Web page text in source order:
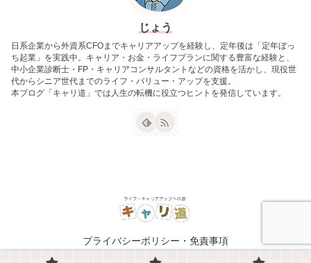
じょう
日系企業から外資系CFOまでキャリアアップを経験し、定年後は「定年ぼっ
ち起業」を実践中。キャリア・お金・ライフプランに関する豊富な経験と、
中小企業診断士・FP・キャリアコンサルタントなどの資格を活かし、現役世
代からシニア世代までのライフ・バリュー・アップを支援。
本ブログ「キャリ道」では人生の転機に役立つヒントを発信しています。
プライバシーポリシー・免責事項